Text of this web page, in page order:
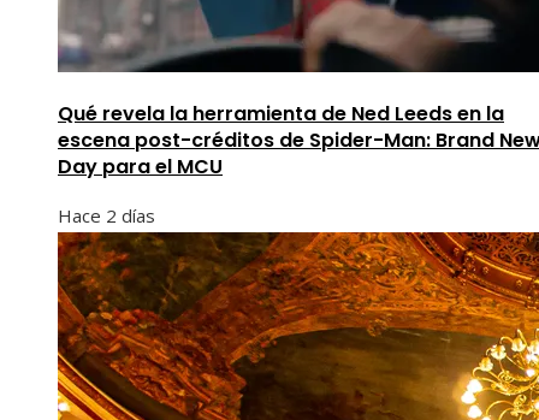
Qué revela la herramienta de Ned Leeds en la
escena post-créditos de Spider-Man: Brand
Day para el MCU
Hace 2 días